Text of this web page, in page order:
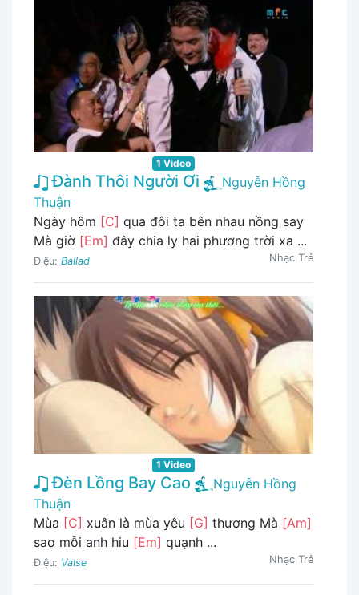
1 Video
Đành Thôi Người Ơi
Nguyễn Hồng
Thuận
Ngày hôm [C] qua đôi ta bên nhau nồng say
Mà giờ [Em] đây chia ly hai phương trời xa ...
Điệu: Ballad Nhạc Trẻ
1 Video
Đèn Lồng Bay Cao
Nguyễn Hồng
Thuận
Mùa [C] xuân là mùa yêu [G] thương Mà [Am]
sao mỗi anh hiu [Em] quạnh ...
Điệu: Valse Nhạc Trẻ